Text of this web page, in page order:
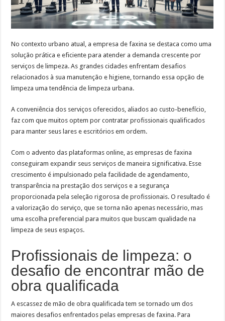
No contexto urbano atual, a empresa de faxina se destaca como uma
solução prática e eficiente para atender a demanda crescente por
serviços de limpeza. As grandes cidades enfrentam desafios
relacionados à sua manutenção e higiene, tornando essa opção de
limpeza uma tendência de limpeza urbana.
A conveniência dos serviços oferecidos, aliados ao custo-benefício,
faz com que muitos optem por contratar profissionais qualificados
para manter seus lares e escritórios em ordem.
Com o advento das plataformas online, as empresas de faxina
conseguiram expandir seus serviços de maneira significativa. Esse
crescimento é impulsionado pela facilidade de agendamento,
transparência na prestação dos serviços e a segurança
proporcionada pela seleção rigorosa de profissionais. O resultado é
a valorização do serviço, que se torna não apenas necessário, mas
uma escolha preferencial para muitos que buscam qualidade na
limpeza de seus espaços.
Profissionais de limpeza: o
desafio de encontrar mão de
obra qualificada
A escassez de mão de obra qualificada tem se tornado um dos
maiores desafios enfrentados pelas empresas de faxina. Para